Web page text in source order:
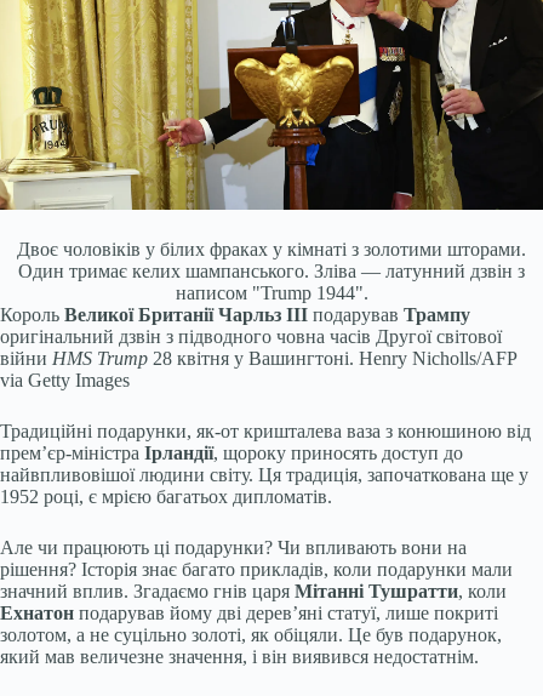
Двоє чоловіків у білих фраках у кімнаті з золотими шторами.
Один тримає келих шампанського. Зліва — латунний дзвін з
написом "Trump 1944".
Король Великої Британії Чарльз III подарував Трампу
оригінальний дзвін з підводного човна часів Другої світової
війни HMS Trump 28 квітня у Вашингтоні. Henry Nicholls/AFP
via Getty Images
Традиційні подарунки, як-от кришталева ваза з конюшиною від
прем’єр-міністра Ірландії, щороку приносять доступ до
найвпливовішої людини світу. Ця традиція, започаткована ще у
1952 році, є мрією багатьох дипломатів.
Але чи працюють ці подарунки? Чи впливають вони на
рішення? Історія знає багато прикладів, коли подарунки мали
значний вплив. Згадаємо гнів царя Мітанні Тушратти, коли
Ехнатон подарував йому дві дерев’яні статуї, лише покриті
золотом, а не суцільно золоті, як обіцяли. Це був подарунок,
який мав величезне значення, і він виявився недостатнім.